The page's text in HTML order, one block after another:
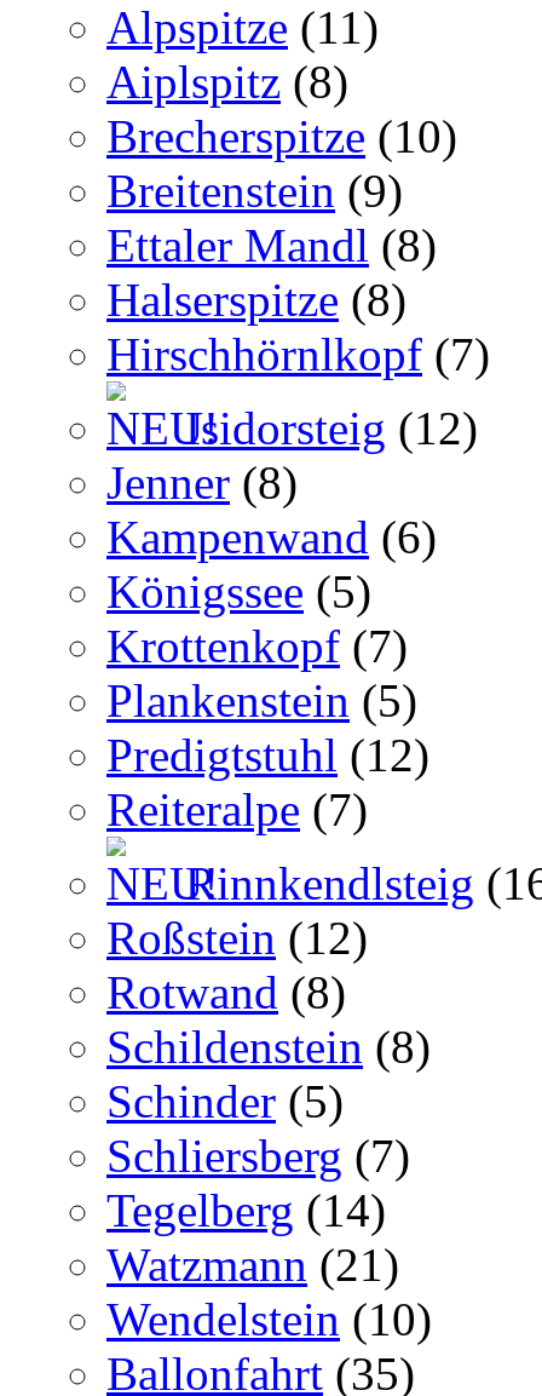
Alpspitze (11)
Aiplspitz (8)
Brecherspitze (10)
Breitenstein (9)
Ettaler Mandl (8)
Halserspitze (8)
Hirschhörnlkopf (7)
Isidorsteig (12)
Jenner (8)
Kampenwand (6)
Königssee (5)
Krottenkopf (7)
Plankenstein (5)
Predigtstuhl (12)
Reiteralpe (7)
Rinnkendlsteig
Roßstein (12)
Rotwand (8)
Schildenstein (8)
Schinder (5)
Schliersberg (7)
Tegelberg (14)
Watzmann (21)
Wendelstein (10)
Ballonfahrt (35)